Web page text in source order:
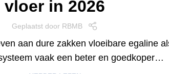
vloer in 2026
Geplaatst door RBMB
aan dure zakken vloeibare egaline
vaak een beter en goedkoper…